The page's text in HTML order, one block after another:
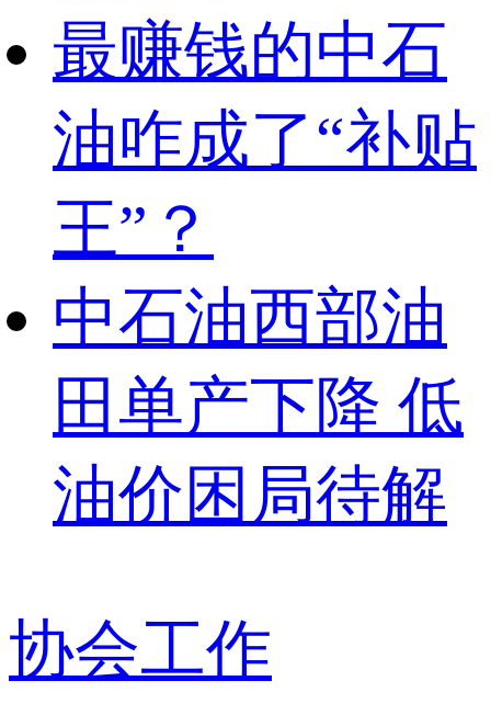
最赚钱的中石
油咋成了“补贴
王”？
中石油西部油
田单产下降 低
油价困局待解
协会工作